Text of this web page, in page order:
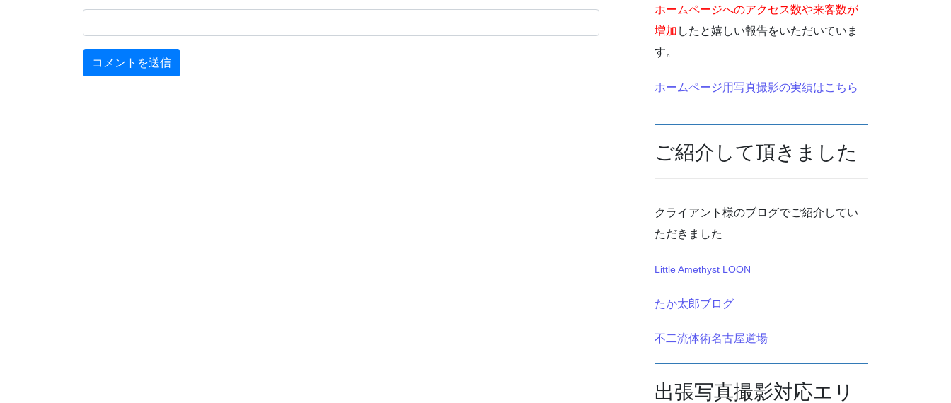
ホームページへのアクセス数や来客数が
増加 したと嬉しい報告をいただいていま
す。
ホームページ用写真撮影の実績はこちら
ご紹介して頂きました
クライアント様のブログでご紹介してい
ただきました
Little Amethyst LOON
たか太郎ブログ
不二流体術名古屋道場
出張写真撮影対応エリ